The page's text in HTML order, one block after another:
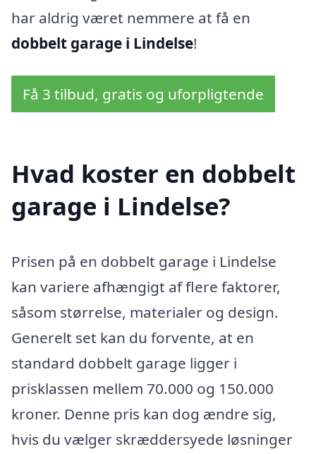
har aldrig været nemmere at få en
dobbelt garage i Lindelse!
Få 3 tilbud, gratis og uforpligtende
Hvad koster en dobbelt
garage i Lindelse?
Prisen på en dobbelt garage i Lindelse
kan variere afhængigt af flere faktorer,
såsom størrelse, materialer og design.
Generelt set kan du forvente, at en
standard dobbelt garage ligger i
prisklassen mellem 70.000 og 150.000
kroner. Denne pris kan dog ændre sig,
hvis du vælger skræddersyede løsninger